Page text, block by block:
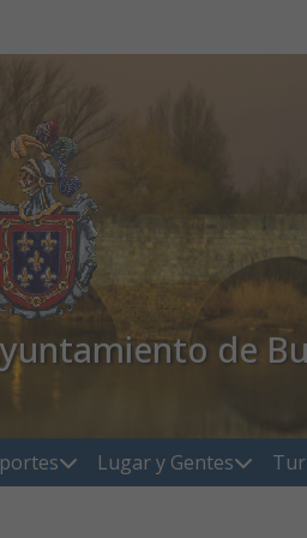
de
Lugar y Gentes